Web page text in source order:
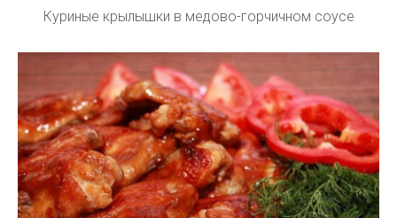
Куриные крылышки в медово-горчичном соусе